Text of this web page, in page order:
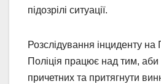
підозрілі ситуації.
Розслідування інциденту на
Поліція працює над тим, аби
причетних та притягнути